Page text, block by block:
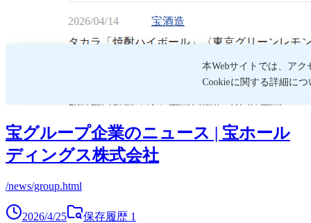
宝グループ企業のニュース | 宝ホール
ディングス株式会社
/news/group.html
2026/4/25 保存履歴 1